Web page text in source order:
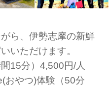
ら、伊勢志摩の新鮮
いただけます。
15分）4,500円/人
おやつ)体験（50分